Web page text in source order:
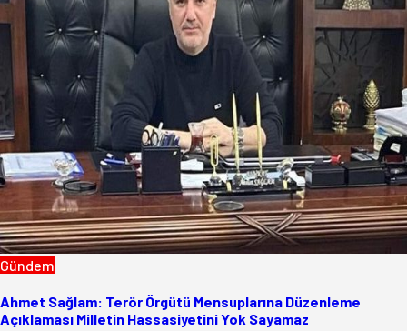
Gündem
Ahmet Sağlam: Terör Örgütü Mensuplarına Düzenleme
Açıklaması Milletin Hassasiyetini Yok Sayamaz